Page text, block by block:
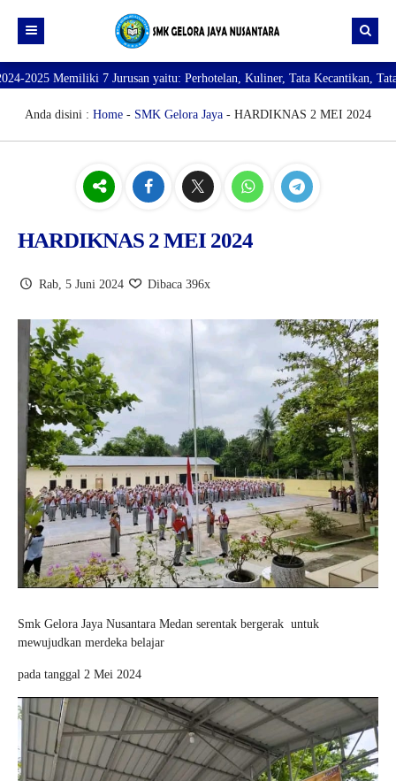
Beranda
Profil
PROFILE SEKOLAH
VISI dan MISI
SARANA PRASARANA
Direktori
DATA SISWA
yaitu: Perhotelan, Kuliner, Tata Kecantikan, Tata Busana, Teknik
Anda disini : Home - SMK Gelora Jaya - HARDIKNAS 2 MEI 2024
HARDIKNAS 2 MEI 2024
Rab, 5 Juni 2024 Dibaca 396x
Smk Gelora Jaya Nusantara Medan serentak bergerak untuk
mewujudkan merdeka belajar
pada tanggal 2 Mei 2024